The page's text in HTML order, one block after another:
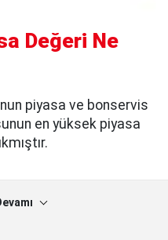
Değeri Ne
piyasa ve bonservis
en yüksek piyasa